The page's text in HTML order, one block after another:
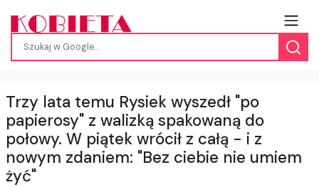
Trzy lata temu Rysiek wyszedł "po
papierosy" z walizką spakowaną do
połowy. W piątek wrócił z całą - i z
nowym zdaniem: "Bez ciebie nie umiem
żyć"